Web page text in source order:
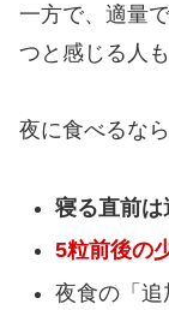
一方で、適量
つと感じる人も
夜に食べるな
寝る直前は
5粒前後の
夜食の「追